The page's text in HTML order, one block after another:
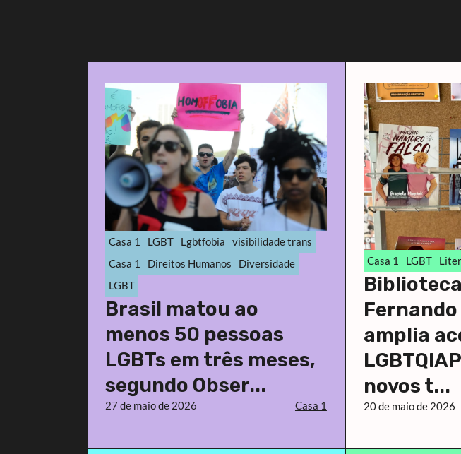
Casa 1 LGBT Lgbtfobia
visibilidade trans
Casa 1
Direitos Humanos
Diversidade
LGBT
Brasil matou ao
menos 50 pessoas
LGBTs em três meses,
segundo Obser...
27 de maio de 2026 Casa 1
Casa 1 LGBT
amplia
novos t...
20 de maio de 2026